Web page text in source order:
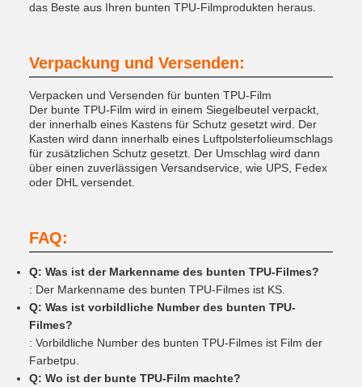
das Beste aus Ihren bunten TPU-Filmprodukten heraus.
Verpackung und Versenden:
Verpacken und Versenden für bunten TPU-Film
Der bunte TPU-Film wird in einem Siegelbeutel verpackt,
der innerhalb eines Kastens für Schutz gesetzt wird. Der
Kasten wird dann innerhalb eines Luftpolsterfolieumschlags
für zusätzlichen Schutz gesetzt. Der Umschlag wird dann
über einen zuverlässigen Versandservice, wie UPS, Fedex
oder DHL versendet.
FAQ:
Q: Was ist der Markenname des bunten TPU-Filmes?
: Der Markenname des bunten TPU-Filmes ist KS.
Q: Was ist vorbildliche Number des bunten TPU-
Filmes?
: Vorbildliche Number des bunten TPU-Filmes ist Film der
Farbetpu.
Q: Wo ist der bunte TPU-Film machte?